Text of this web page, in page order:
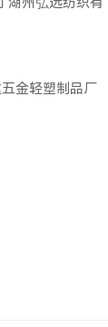
金轻塑制品厂